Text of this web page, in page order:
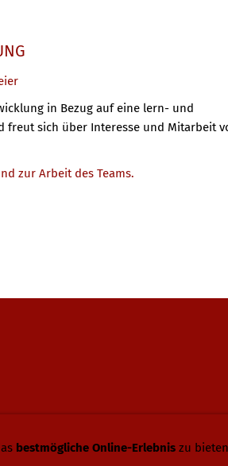
in Bezug auf eine lern- und
freut sich über Interesse und Mitarbeit
zur Arbeit des Teams.
bestmögliche Online-Erlebnis zu